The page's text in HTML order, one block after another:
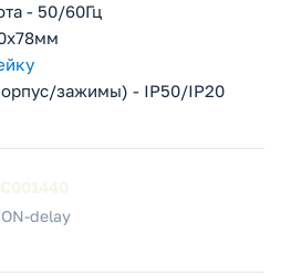
- 50/60Гц
зажимы) - IP50/IP20
delay